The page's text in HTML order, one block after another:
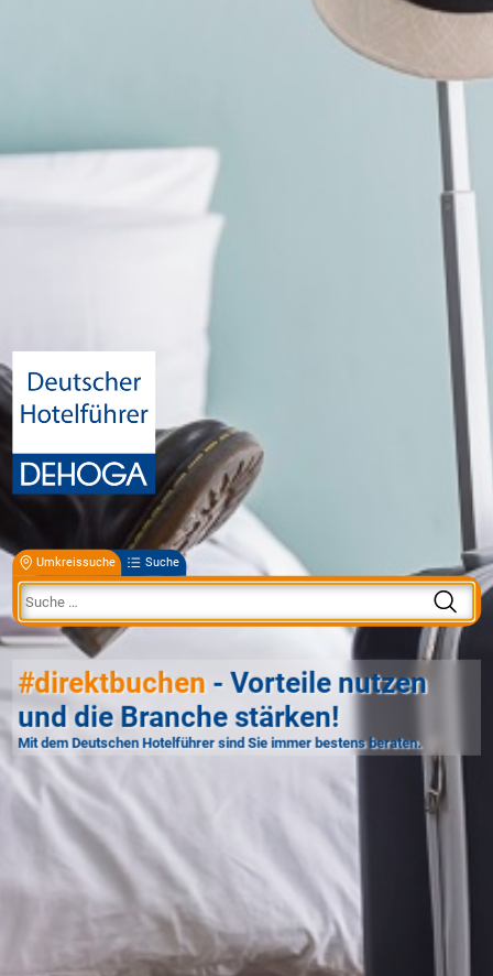
Umkreissuche Suche
#direktbuchen - Vorteile nutzen
und die Branche stärken!
Mit dem Deutschen Hotelführer sind Sie immer bestens beraten.